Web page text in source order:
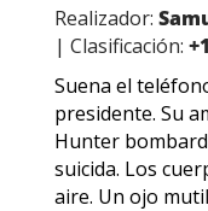
Realizador:
| Clasificación:
Suena el
presidente. Su
Hunter
suicida. Los
aire. Un ojo